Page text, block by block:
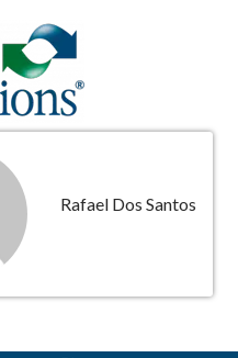
Rafael Dos Santos